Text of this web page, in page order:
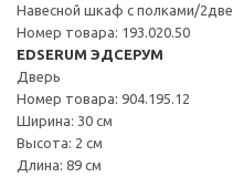
Навесной шкаф с полками/
Номер товара: 193.020.50
EDSERUM ЭДСЕРУМ
Дверь
Номер товара: 904.195.12
Ширина: 30 см
Высота: 2 см
Длина: 89 см